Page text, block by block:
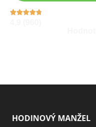
HODINOVÝ MANŽEL